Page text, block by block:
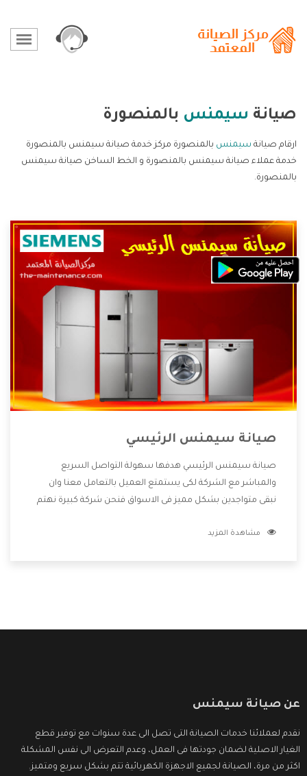
صيانة سيمنس بالمنصورة
ارقام صيانة سيمنس بالمنصورة مركز خدمة صيانة سيمنس بالمنصورة
خدمة عملاء صيانة سيمنس بالمنصورة و الخط الساخن صيانة سيمنس
بالمنصورة.
صيانة سيمنس الرئيسي
صيانة سيمنس الرئيسي هدفها سهولة التواصل السريع
والمباشر مع الشركة لكى يستمتع العميل بالتعامل معنا وان
نبقى متواجدين بشكل مميز فى الاسواق فنحن شركة كبيرة نهتم
الشركة بها والتى تكون منها خدمة الصيانة التى تكون من أهم
مشاهدة المزيد
عن صيانة سيمنس
نقدم لعملائنا خدمات الصيانة التى تصل الى عدة سنوات مع توفير قطع
الغيار الاصلية لضمان جودتها فى العمل، وعدم التعرض الى نفس المشكلة
اكثر من مرة، الصيانة لجميع الاجهزة الكهربائية تتم بشكل سريع ومتميز.